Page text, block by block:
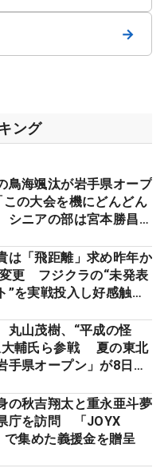
→
ング
鳥海颯汰が岩手県オープ
この大会を機にどんどん
ニアの部は宮本勝昌が
は「飛距離」求め昨年か
更 フジクラの“未発表
”を実戦投入し好感触
ネタ！】
丸山茂樹、“平成の怪
大輔氏ら参戦 夏の東北
手県オープン」が8日開
の秋吉翔太と重永亜斗夢
庁を訪問 「JOYX
で集めた義援金を贈呈